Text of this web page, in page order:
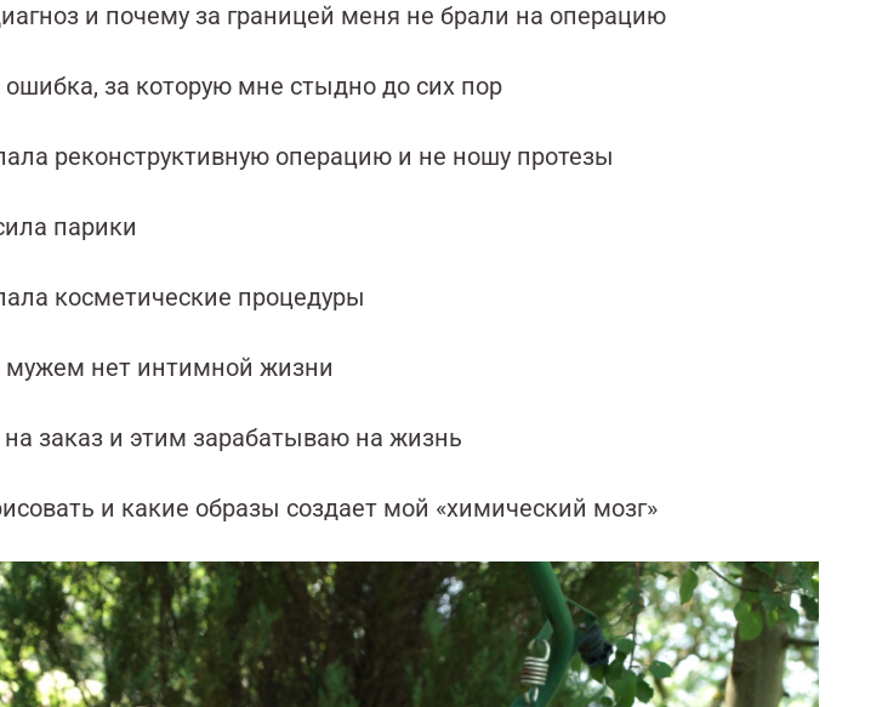
и почему за границей меня не брали на операцию
за которую мне стыдно до сих пор
реконструктивную операцию и не ношу протезы
парики
косметические процедуры
мужем нет интимной жизни
заказ и этим зарабатываю на жизнь
и какие образы создает мой «химический мозг»